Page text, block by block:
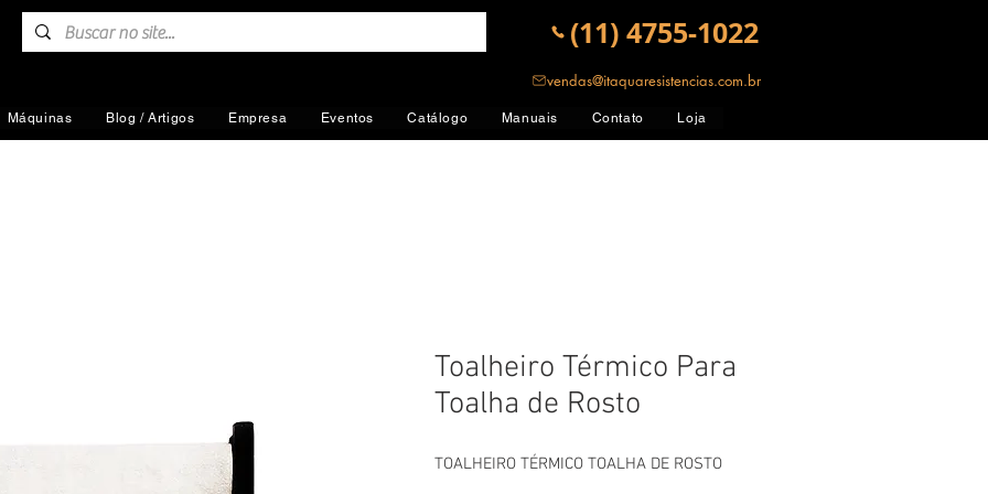
(11) 4755-1022
vendas@itaquaresistencias.com.br
Máquinas Blog / Artigos Empresa Eventos Catálogo Manuais Contato Loja
Toalheiro Térmico Para
Toalha de Rosto
TOALHEIRO TÉRMICO TOALHA DE ROSTO